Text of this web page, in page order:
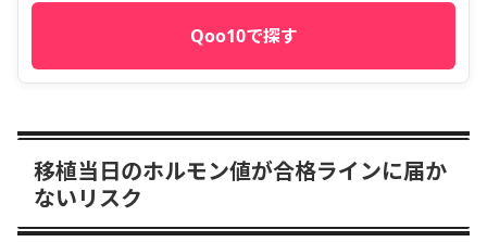
Qoo10で探す
移植当日のホルモン値が合格ラインに届か
ないリスク